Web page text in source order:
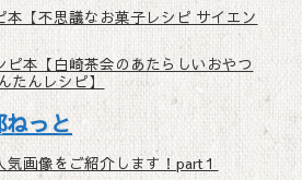
本【不思議なお菓子レシピ サイエン
ピ本【白崎茶会のあたらしいおやつ
たんレシピ】
っと
気画像をご紹介します！part１